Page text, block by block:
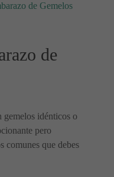
de Gemelos
de
gemelos idénticos o
pero
comunes que debes